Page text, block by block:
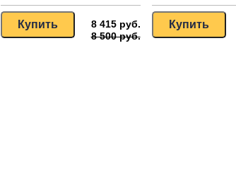
8 415 руб.
8 500 руб.